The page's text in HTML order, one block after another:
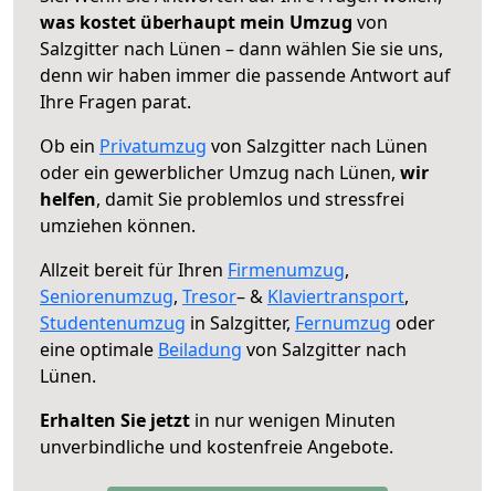
was kostet überhaupt mein Umzug von
Salzgitter nach Lünen – dann wählen Sie sie uns,
denn wir haben immer die passende Antwort auf
Ihre Fragen parat.
Ob ein Privatumzug von Salzgitter nach Lünen
oder ein gewerblicher Umzug nach Lünen, wir
helfen, damit Sie problemlos und stressfrei
umziehen können.
Allzeit bereit für Ihren Firmenumzug,
Seniorenumzug, Tresor– & Klaviertransport,
Studentenumzug in Salzgitter, Fernumzug oder
eine optimale Beiladung von Salzgitter nach
Lünen.
Erhalten Sie jetzt in nur wenigen Minuten
unverbindliche und kostenfreie Angebote.